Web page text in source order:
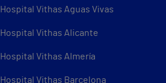
Hospital Vithas Aguas Vivas
Hospital Vithas Alicante
Hospital Vithas Almería
Hospital Vithas Barcelona